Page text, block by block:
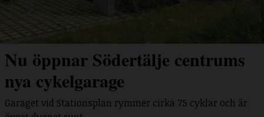
Nu öppnar Södertälje centrums
nya cykelgarage
Garaget vid Stationsplan rymmer cirka 75 cyklar och är